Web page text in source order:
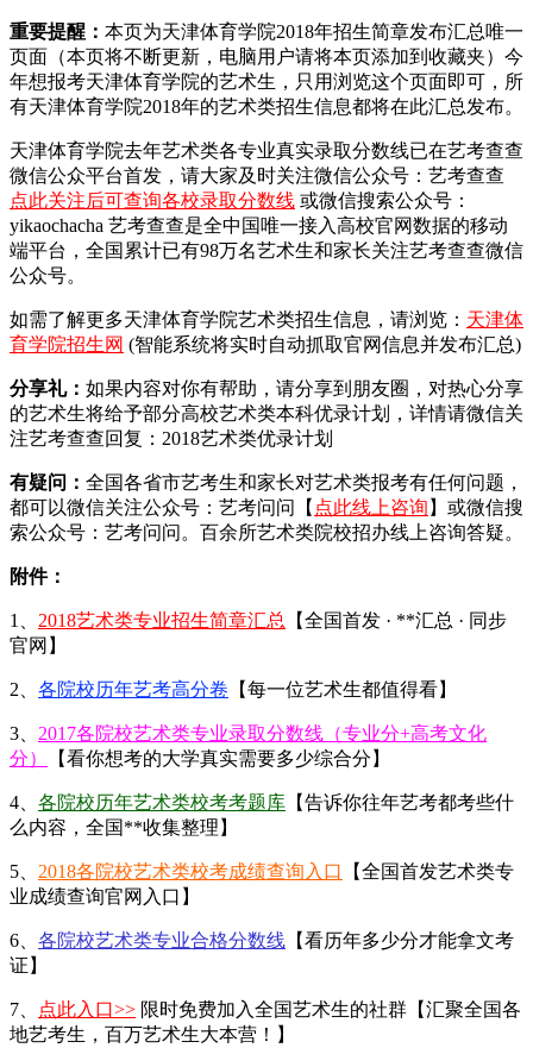
重要提醒： 本页为天津体育学院2018年招生简章发布汇总唯一
页面（本页将不断更新，电脑用户请将本页添加到收藏夹）今
年想报考天津体育学院的艺术生，只用浏览这个页面即可，所
有天津体育学院2018年的艺术类招生信息都将在此汇总发布。
天津体育学院去年艺术类各专业真实录取分数线已在艺考查查
微信公众平台首发， 请大家及时关注微信公众号：艺考查查
点此关注后可查询各校录取分数线 或微信搜索公众号：
yikaochacha 艺考查查是全中国唯一接入高校官网数据的移动
端平台，全国累计已有98万名艺术生和家长关注艺考查查微信
公众号。
如需了解更多天津体育学院艺术类招生信息，请浏览： 天津体
育学院招生网 (智能系统将实时自动抓取官网信息并发布汇总)
分享礼： 如果内容对你有帮助，请分享到朋友圈，对热心分享
的艺术生将给予部分高校艺术类本科优录计划，详情请微信关
注艺考查查回复：2018艺术类优录计划
有疑问： 全国各省市艺考生和家长对艺术类报考有任何问题，
都可以微信关注公众号：艺考问问【 点此线上咨询 】或微信搜
索公众号：艺考问问。百余所艺术类院校招办线上咨询答疑。
附件：
1、 2018艺术类专业招生简章汇总
【全国首发 · **汇总 · 同步
官网】
2、 各院校历年艺考高分卷 【每一位艺术生都值得看】
3、 2017各院校艺术类专业录取分数线（专业分+高考文化
分）
【看你想考的大学真实需要多少综合分】
4、 各院校历年艺术类校考考题库 【告诉你往年艺考都考些什
么内容，全国**收集整理】
5、 2018各院校艺术类校考成绩查询入口
【全国首发艺术类专
业成绩查询官网入口】
6、 各院校艺术类专业合格分数线 【看历年多少分才能拿文考
证】
7、 点此入口>> 限时免费加入全国艺术生的社群【汇聚全国各
地艺考生，百万艺术生大本营！】